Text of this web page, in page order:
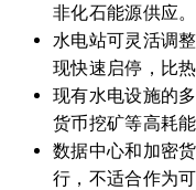
非化石能源供应。
水电站可灵活调
现快速启停，比
现有水电设施的
货币挖矿等高耗
数据中心和加密
行，不适合作为